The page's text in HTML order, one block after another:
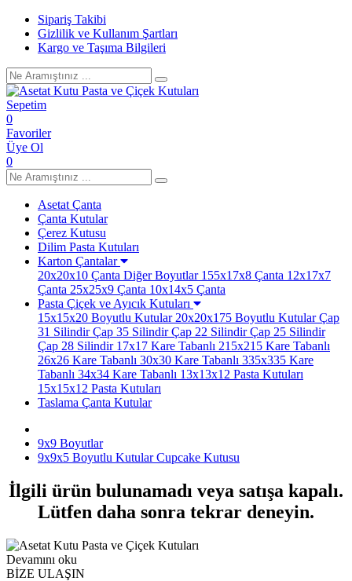
Sipariş Takibi
Gizlilik ve Kullanım Şartları
Kargo ve Taşıma Bilgileri
Sepetim
0
Favoriler
Üye Ol
0
Asetat Çanta
Çanta Kutular
Çerez Kutusu
Dilim Pasta Kutuları
Karton Çantalar
20x20x10 Çanta Diğer Boyutlar155x17x8 Çanta 12x17x7
Çanta 25x25x9 Çanta 10x14x5 Çanta
Pasta Çiçek ve Ayıcık Kutuları
15x15x20 Boyutlu Kutular20x20x175 Boyutlu KutularÇap
31 SilindirÇap 35 SilindirÇap 22 SilindirÇap 25 Silindir
Çap 28 Silindir17x17 Kare Tabanlı 215x215 Kare Tabanlı
26x26 Kare Tabanlı 30x30 Kare Tabanlı 335x335 Kare
Tabanlı 34x34 Kare Tabanlı 13x13x12 Pasta Kutuları
15x15x12 Pasta Kutuları
Taslama Çanta Kutular
9x9 Boyutlar
9x9x5 Boyutlu Kutular Cupcake Kutusu
İlgili ürün bulunamadı veya satışa kapalı.
Lütfen daha sonra tekrar deneyin.
Devamını oku
BİZE ULAŞIN